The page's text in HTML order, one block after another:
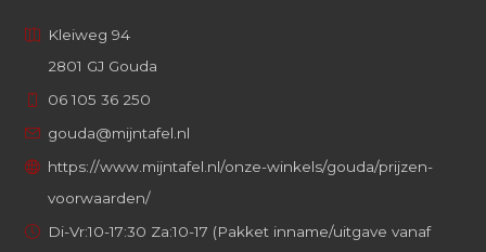
Kleiweg 94
2801 GJ Gouda
06 105 36 250
gouda@mijntafel.nl
https://www.mijntafel.nl/onze-winkels/gouda/prijzen-
voorwaarden/
Di-Vr:10-17:30 Za:10-17 (Pakket inname/uitgave vanaf